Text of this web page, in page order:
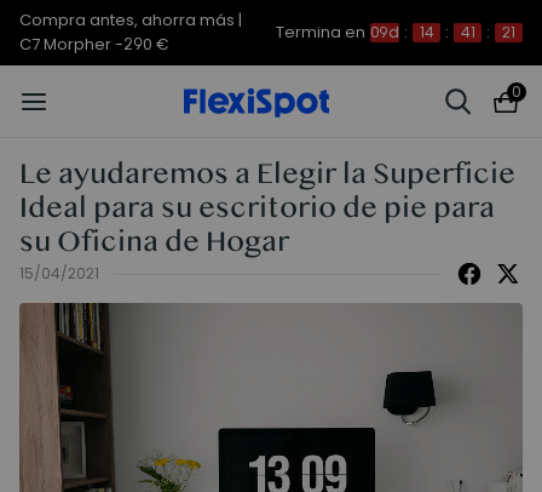
Compra antes, ahorra más | E7
Plus -200 €
0
Le ayudaremos a Elegir la Superficie
Ideal para su escritorio de pie para
su Oficina de Hogar
15/04/2021